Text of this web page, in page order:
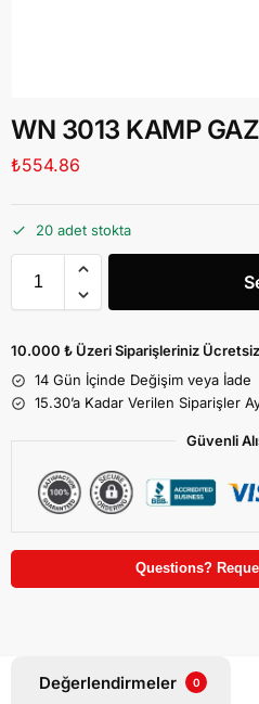
WN 3013 KAMP
₺554.86
20 adet stokta
10.000 ₺ Üzeri Siparişleriniz
14 Gün İçinde Değişim veya İade
15.30’a Kadar Verilen Siparişler
Güvenli
Questions?
Değerlendirmeler 0